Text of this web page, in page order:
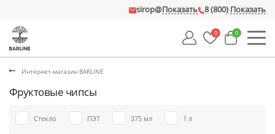
sirop@Показать 8 (800) Показать
0 0
Интернет-магазин BARLINE
Фруктовые чипсы
Стекло ПЭТ 375 мл 1 л